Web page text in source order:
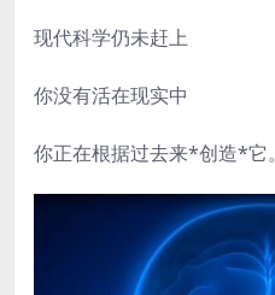
现代科学仍未赶上
你没有活在现实中
你正在根据过去来*创造*它。